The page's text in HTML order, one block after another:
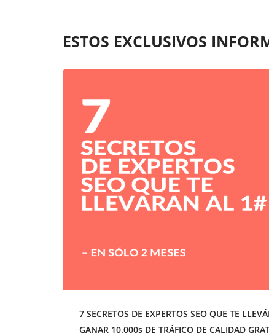
ESTOS EXCLUSIVOS
7 SECRETOS DE EXPERTOS SEO QUE TE
GANAR 10.000s DE TRÁFICO DE CALIDAD